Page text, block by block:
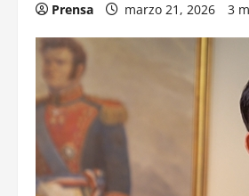
Prensa marzo 21, 2026 3